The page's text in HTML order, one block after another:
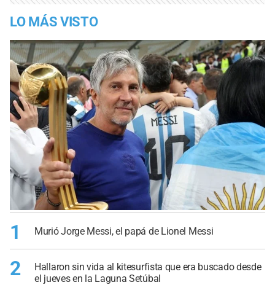
LO MÁS VISTO
1 Murió Jorge Messi, el papá de Lionel Messi
2
Hallaron sin vida al kitesurfista que era buscado desde
el jueves en la Laguna Setúbal